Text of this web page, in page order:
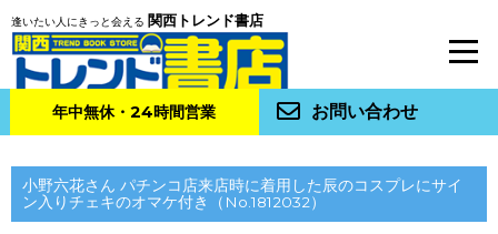
逢いたい人にきっと会える 関西トレンド書店
年中無休・24時間営業 お問い合わせ
小野六花さん パチンコ店来店時に着用した辰のコスプレにサイ
ン入りチェキのオマケ付き（No.1812032）